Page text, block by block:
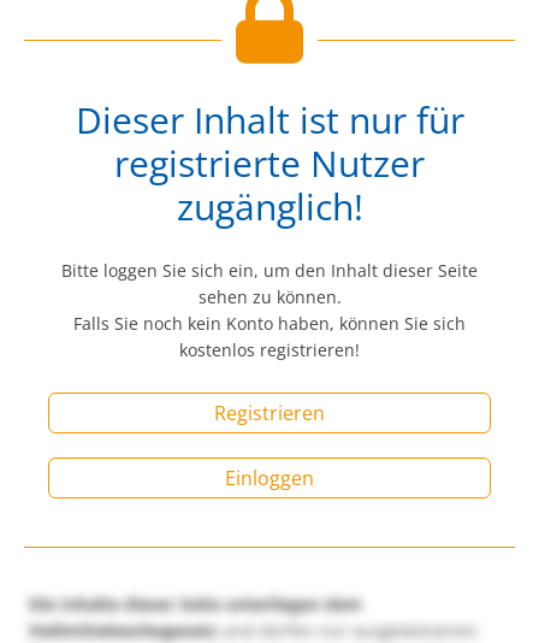
Dieser Inhalt ist nur für
registrierte Nutzer
zugänglich!
Bitte loggen Sie sich ein, um den Inhalt dieser Seite
sehen zu können.
Falls Sie noch kein Konto haben, können Sie sich
kostenlos registrieren!
Registrieren
Einloggen
Die Inhalte dieser Seite unterliegen dem
Heilmittelwerbegesetzund dürfen nur ausgewiesenen